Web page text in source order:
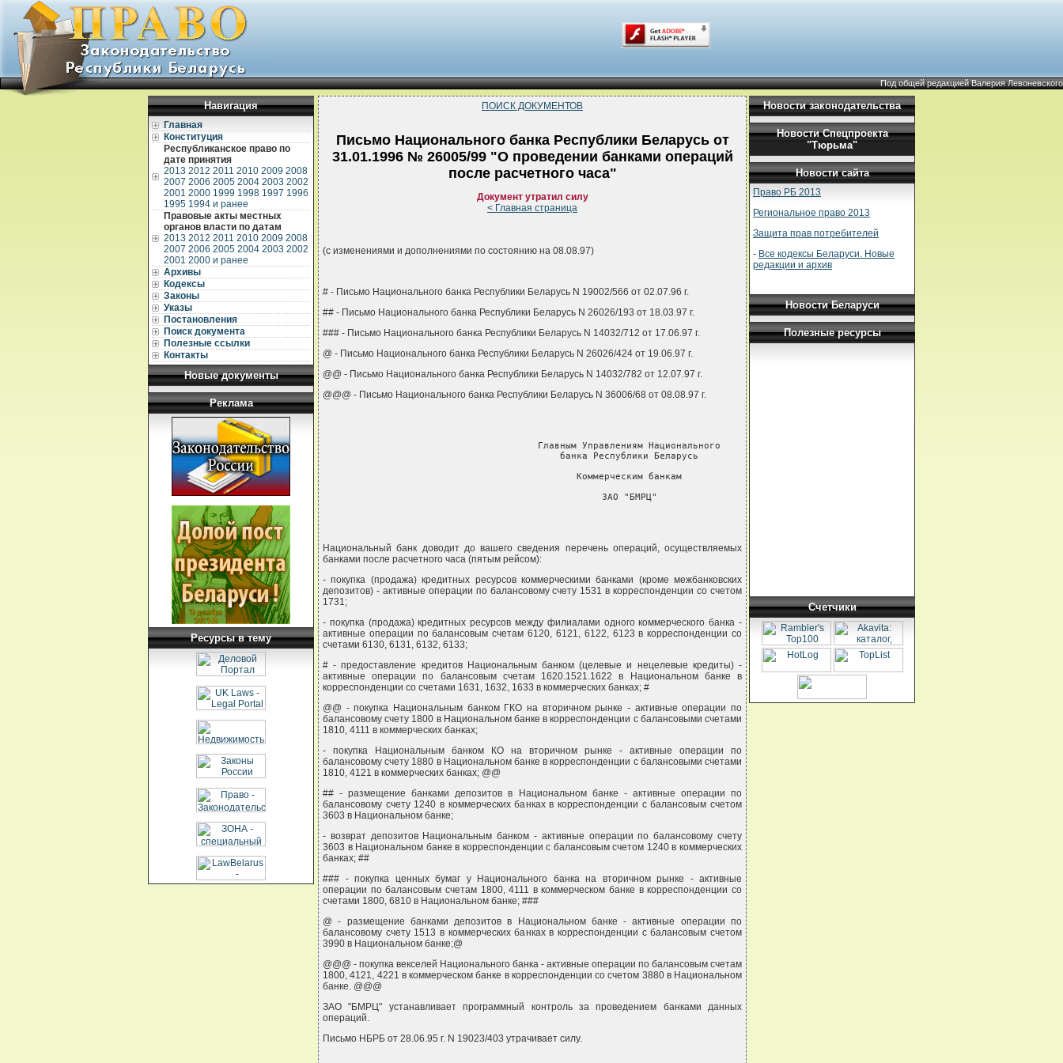
Под общей редакцией Валерия Левоневского
Навигация
Главная
Конституция
Республиканское право по
дате принятия
2013 2012 2011 2010 2009 2008
2007 2006 2005 2004 2003 2002
2001 2000 1999 1998 1997 1996
1995 1994 и ранее
Правовые акты местных
органов власти по датам
2013 2012 2011 2010 2009 2008
2007 2006 2005 2004 2003 2002
2001 2000 и ранее
Архивы
Кодексы
Законы
Указы
Постановления
Поиск документа
Полезные ссылки
Контакты
Новые документы
Реклама
Ресурсы в тему
ПОИСК ДОКУМЕНТОВ
Письмо Национального банка Республики Беларусь от
31.01.1996 № 26005/99 "О проведении банками операций
после расчетного часа"
Документ утратил силу
< Главная страница
(с изменениями и дополнениями по состоянию на 08.08.97)
# - Письмо Национального банка Республики Беларусь N 19002/566 от 02.07.96 г.
## - Письмо Национального банка Республики Беларусь N 26026/193 от 18.03.97 г.
### - Письмо Национального банка Республики Беларусь N 14032/712 от 17.06.97 г.
@ - Письмо Национального банка Республики Беларусь N 26026/424 от 19.06.97 г.
@@ - Письмо Национального банка Республики Беларусь N 14032/782 от 12.07.97 г.
@@@ - Письмо Национального банка Республики Беларусь N 36006/68 от 08.08.97 г.
                                   Главным Управлениям Национального
                                   банка Республики Беларусь
                                   Коммерческим банкам
                                   ЗАО "БМРЦ"
Национальный банк доводит до вашего сведения перечень операций, осуществляемых
банками после расчетного часа (пятым рейсом):
- покупка (продажа) кредитных ресурсов коммерческими банками (кроме межбанковских
депозитов) - активные операции по балансовому счету 1531 в корреспонденции со счетом
1731;
- покупка (продажа) кредитных ресурсов между филиалами одного коммерческого банка -
активные операции по балансовым счетам 6120, 6121, 6122, 6123 в корреспонденции со
счетами 6130, 6131, 6132, 6133;
# - предоставление кредитов Национальным банком (целевые и нецелевые кредиты) -
активные операции по балансовым счетам 1620.1521.1622 в Национальном банке в
корреспонденции со счетами 1631, 1632, 1633 в коммерческих банках; #
@@ - покупка Национальным банком ГКО на вторичном рынке - активные операции по
балансовому счету 1800 в Национальном банке в корреспонденции с балансовыми счетами
1810, 4111 в коммерческих банках;
- покупка Национальным банком КО на вторичном рынке - активные операции по
балансовому счету 1880 в Национальном банке в корреспонденции с балансовыми счетами
1810, 4121 в коммерческих банках; @@
## - размещение банками депозитов в Национальном банке - активные операции по
балансовому счету 1240 в коммерческих банках в корреспонденции с балансовым счетом
3603 в Национальном банке;
- возврат депозитов Национальным банком - активные операции по балансовому счету
3603 в Национальном банке в корреспонденции с балансовым счетом 1240 в коммерческих
банках; ##
### - покупка ценных бумаг у Национального банка на вторичном рынке - активные
операции по балансовым счетам 1800, 4111 в коммерческом банке в корреспонденции со
счетами 1800, 6810 в Национальном банке; ###
@ - размещение банками депозитов в Национальном банке - активные операции по
балансовому счету 1513 в коммерческих банках в корреспонденции с балансовым счетом
3990 в Национальном банке;@
@@@ - покупка векселей Национального банка - активные операции по балансовым счетам
1800, 4121, 4221 в коммерческом банке в корреспонденции со счетом 3880 в Национальном
банке. @@@
ЗАО "БМРЦ" устанавливает программный контроль за проведением банками данных
операций.
Письмо НБРБ от 28.06.95 г. N 19023/403 утрачивает силу.
Новости законодательства
Новости Спецпроекта
"Тюрьма"
Новости сайта
Право РБ 2013
Региональное право 2013
Защита прав потребителей
- Все кодексы Беларуси. Новые
редакции и архив
Новости Беларуси
Полезные ресурсы
Счетчики